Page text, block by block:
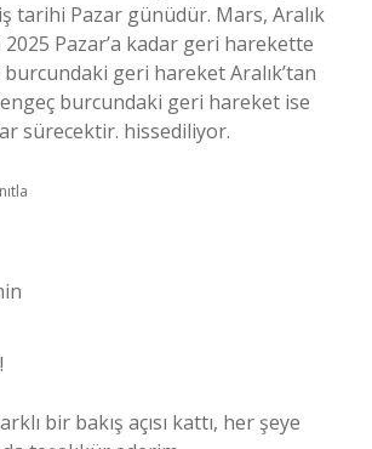
tarihi Pazar günüdür. Mars, Aralık
2025 Pazar’a kadar geri harekette
burcundaki geri hareket Aralık’tan
burcundaki geri hareket ise
sürecektir. hissediliyor.
bir bakış açısı kattı, her şeye